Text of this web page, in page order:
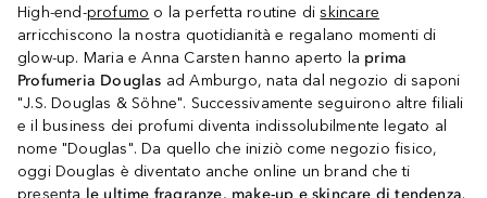
High-end-profumo o la perfetta routine diskincare
arricchiscono la nostra quotidianità e regalano momenti di
glow-up. Maria e Anna Carsten hanno aperto la prima
Profumeria Douglas ad Amburgo, nata dal negozio di saponi
"J.S. Douglas & Söhne". Successivamente seguirono altre filiali
e il business dei profumi diventa indissolubilmente legato al
nome "Douglas". Da quello che iniziò come negozio fisico,
oggi Douglas è diventato anche online un brand che ti
presenta le ultime fragranze, make-up e skincare di tendenza.